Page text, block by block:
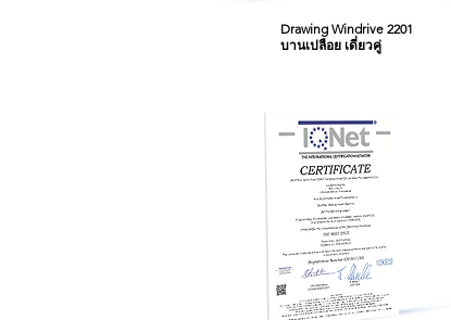
Drawing Windrive 2201
บานเปลือย เดี่ยวคู่